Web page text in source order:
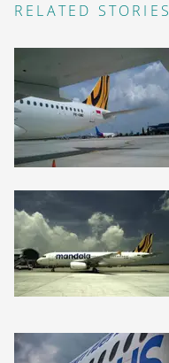
RELATED STORIES